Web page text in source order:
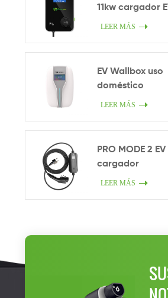
11kw cargador
LEER MÁS
EV Wallbox uso
doméstico
LEER MÁS
PRO MODE 2 EV
cargador
LEER MÁS